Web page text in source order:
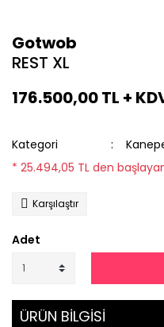
Gotwob
REST XL
176.500,00 TL +
Kategori
* 25.494,05 TL den
Karşılaştır
Adet
ÜRÜN BİLGİSİ